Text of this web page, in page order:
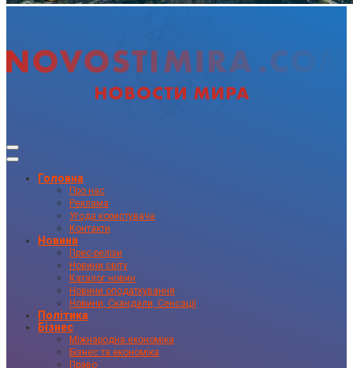
Головна
Про нас
Реклама
Угода користувача
Контакти
Новини
Прес-релізи
Новини світу
Каталог новин
Новини оподаткування
Новини, Скандали, Сенсації
Політика
Бізнес
Міжнародна економіка
Бізнес та економіка
Право